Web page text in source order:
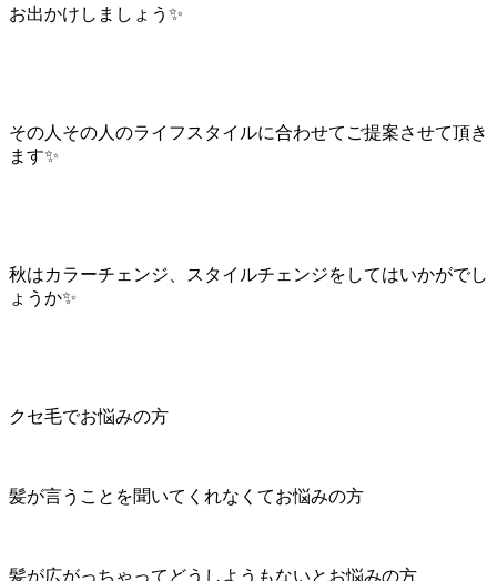
お出かけしましょう✨
その人その人のライフスタイルに合わせてご提案させて頂き
ます✨
秋はカラーチェンジ、スタイルチェンジをしてはいかがでし
ょうか✨
クセ毛でお悩みの方
髪が言うことを聞いてくれなくてお悩みの方
髪が広がっちゃってどうしようもないとお悩みの方